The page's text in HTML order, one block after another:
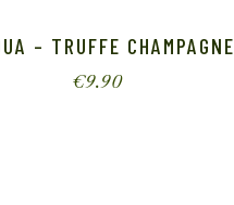
– TRUFFE CHAMPAGNE
€9.90